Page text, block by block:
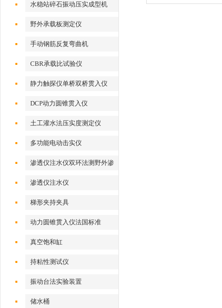
水稳站碎石振动压实成型机
野外承载板测定仪
手动钢筋反复弯曲机
CBR承载比试验仪
静力触探仪单桥双桥贯入仪
DCP动力圆锥贯入仪
土工灌水法压实度测定仪
多功能电动击实仪
渗透仪注水仪双环法测野外渗
透系数
渗透仪注水仪
梯形夹持夹具
动力圆锥贯入仪法国标准
真空饱和缸
持粘性测试仪
振动台法实验装置
储水桶